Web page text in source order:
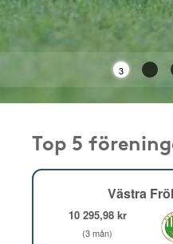
3
Top 5
Västra
10 295,98 kr
(3 mån)